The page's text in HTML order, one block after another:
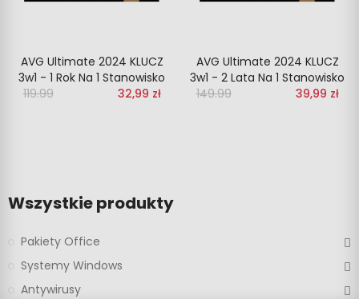
AVG Ultimate 2024 KLUCZ
3w1 - 1 Rok Na 1 Stanowisko
119.99
32,99 zł
AVG Ultimate 2024 KLUCZ
3w1 - 2 Lata Na 1 Stanowisko
149.99
39,99 zł
Wszystkie produkty
Pakiety Office
Systemy Windows
Antywirusy